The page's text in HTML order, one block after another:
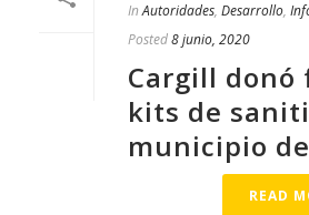
In Autoridades, Desarrollo,
Posted8 junio, 2020
Cargill donó
kits de
municipio
READ